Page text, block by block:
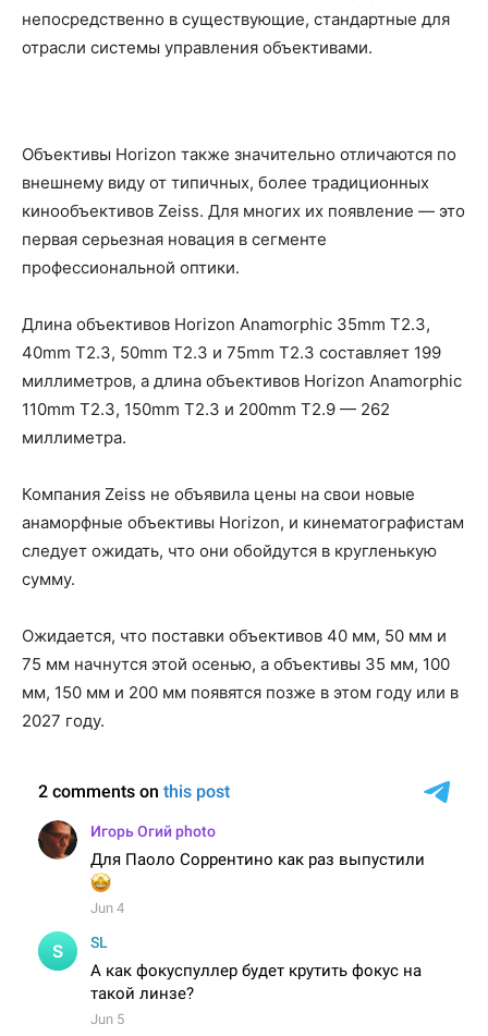
непосредственно в существующие, стандартные для
отрасли системы управления объективами.
Объективы Horizon также значительно отличаются по
внешнему виду от типичных, более традиционных
кинообъективов Zeiss. Для многих их появление — это
первая серьезная новация в сегменте
профессиональной оптики.
Длина объективов Horizon Anamorphic 35mm T2.3,
40mm T2.3, 50mm T2.3 и 75mm T2.3 составляет 199
миллиметров, а длина объективов Horizon Anamorphic
110mm T2.3, 150mm T2.3 и 200mm T2.9 — 262
миллиметра.
Компания Zeiss не объявила цены на свои новые
анаморфные объективы Horizon, и кинематографистам
следует ожидать, что они обойдутся в кругленькую
сумму.
Ожидается, что поставки объективов 40 мм, 50 мм и
75 мм начнутся этой осенью, а объективы 35 мм, 100
мм, 150 мм и 200 мм появятся позже в этом году или в
2027 году.